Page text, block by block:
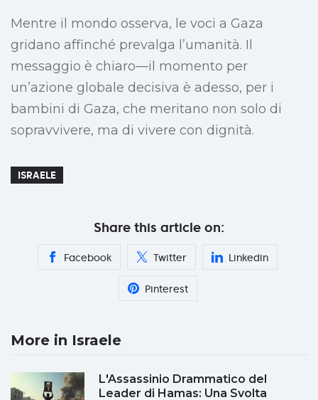
Mentre il mondo osserva, le voci a Gaza
gridano affinché prevalga l’umanità. Il
messaggio è chiaro—il momento per
un’azione globale decisiva è adesso, per i
bambini di Gaza, che meritano non solo di
sopravvivere, ma di vivere con dignità.
ISRAELE
Share this article on:
Facebook Twitter Linkedin
Pinterest
More in Israele
L'Assassinio Drammatico del
Leader di Hamas: Una Svolta